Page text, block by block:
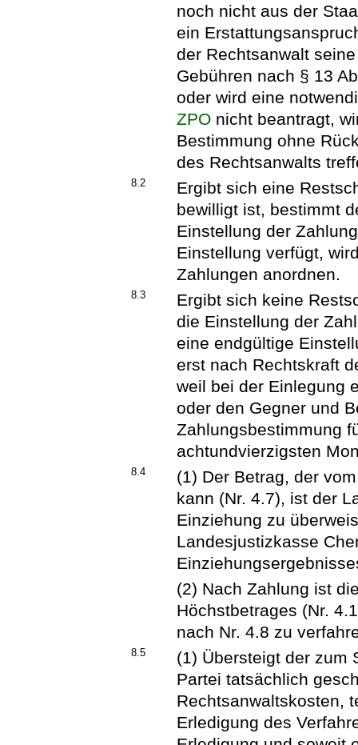
noch nicht aus der
ein
der Rechtsanwalt
Gebühren nach § 13
oder wird eine
ZPO nicht beantragt,
Bestimmung ohne
des Rechtsanwalts
8.2
Ergibt sich eine
bewilligt ist, bestimmt
Einstellung der
Einstellung verfügt,
Zahlungen anordnen.
8.3
Ergibt sich keine
die Einstellung der
eine endgültige
erst nach Rechtskraft
weil bei der Einlegung
oder den Gegner und
Zahlungsbestimmung
achtundvierzigsten
8.4
(1) Der Betrag, der
kann (Nr. 4.7), ist der
Einziehung zu
Landesjustizkasse
(2) Nach Zahlung ist
Höchstbetrages (Nr.
nach Nr. 4.8 zu
8.5
(1) Übersteigt der zum
Partei tatsächlich
Rechtsanwaltskosten,
Erledigung des